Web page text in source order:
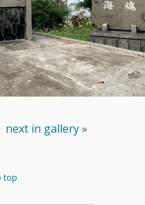
next in gallery »
top